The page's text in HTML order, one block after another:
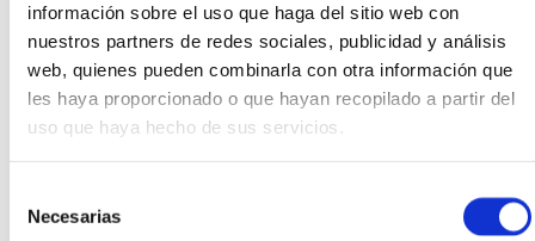
información sobre el uso que haga del sitio web con
nuestros partners de redes sociales, publicidad y análisis
web, quienes pueden combinarla con otra información que
les haya proporcionado o que hayan recopilado a partir del
uso que haya hecho de sus servicios.
Necesarias
Pendientes
Gold&Roses con
brillantes en oro rosa